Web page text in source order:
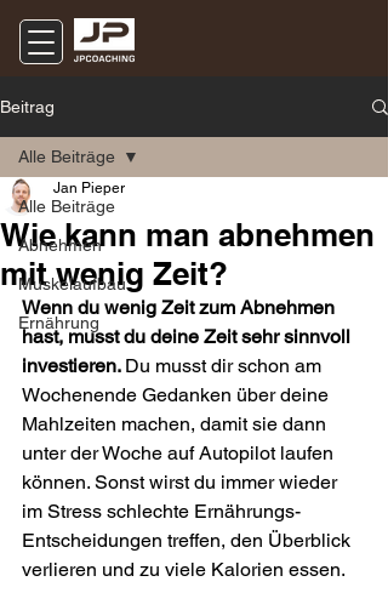
Beitrag
Alle Beiträge
Abnehmen
Muskelaufbau
Ernährung
Alle Beiträge
Wie kann man abnehmen
mit wenig Zeit?
Jan Pieper
Wenn du wenig Zeit zum Abnehmen
hast, musst du deine Zeit sehr sinnvoll
investieren. Du musst dir schon am
Wochenende Gedanken über deine
Mahlzeiten machen, damit sie dann
unter der Woche auf Autopilot laufen
können. Sonst wirst du immer wieder
im Stress schlechte Ernährungs-
Entscheidungen treffen, den Überblick
verlieren und zu viele Kalorien essen.